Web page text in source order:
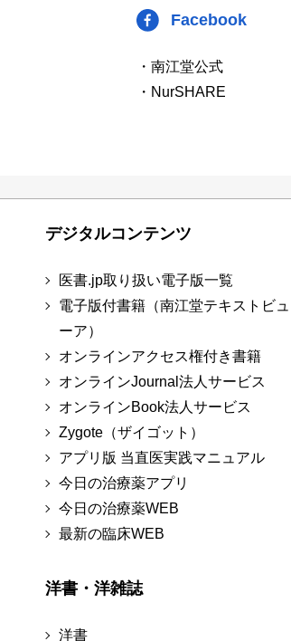
Facebook
・南江堂公式
・NurSHARE
デジタルコンテンツ
医書.jp取り扱い電子版一覧
電子版付書籍（南江堂テキストビュ
ーア）
オンラインアクセス権付き書籍
オンラインJournal法人サービス
オンラインBook法人サービス
Zygote（ザイゴット）
アプリ版 当直医実践マニュアル
今日の治療薬アプリ
今日の治療薬WEB
最新の臨床WEB
洋書・洋雑誌
洋書